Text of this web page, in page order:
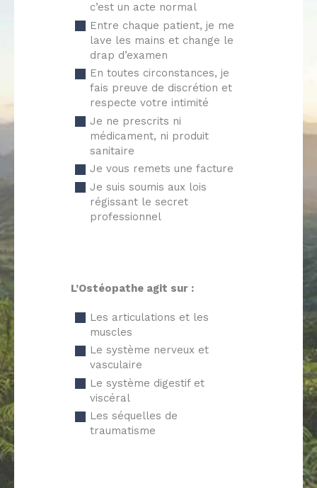
c’est un acte normal
Entre chaque patient, je me
lave les mains et change le
drap d’examen
En toutes circonstances, je
fais preuve de discrétion et
respecte votre intimité
Je ne prescrits ni
médicament, ni produit
sanitaire
Je vous remets une facture
Je suis soumis aux lois
régissant le secret
professionnel
L’Ostéopathe agit sur :
Les articulations et les
muscles
Le système nerveux et
vasculaire
Le système digestif et
viscéral
Les séquelles de
traumatisme